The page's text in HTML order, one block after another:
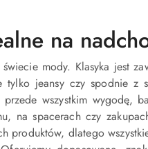
na
mody. Klasyka jest
jeansy czy spodnie z
wszystkim wygodę,
na spacerach czy
produktów, dlatego